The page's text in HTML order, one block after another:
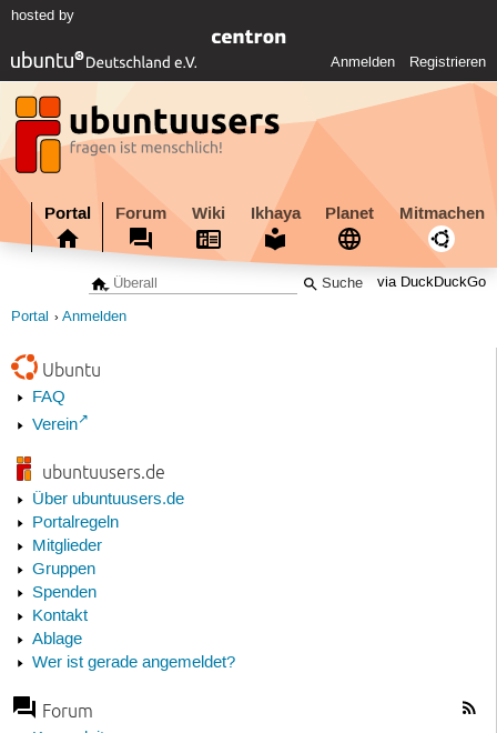
hosted by
Anmelden Registrieren
Portal Forum Wiki Ikhaya Planet Mitmachen
via DuckDuckGo
Portal Anmelden
Ubuntu
FAQ
Verein
ubuntuusers.de
Über ubuntuusers.de
Portalregeln
Mitglieder
Gruppen
Spenden
Kontakt
Ablage
Wer ist gerade angemeldet?
Forum